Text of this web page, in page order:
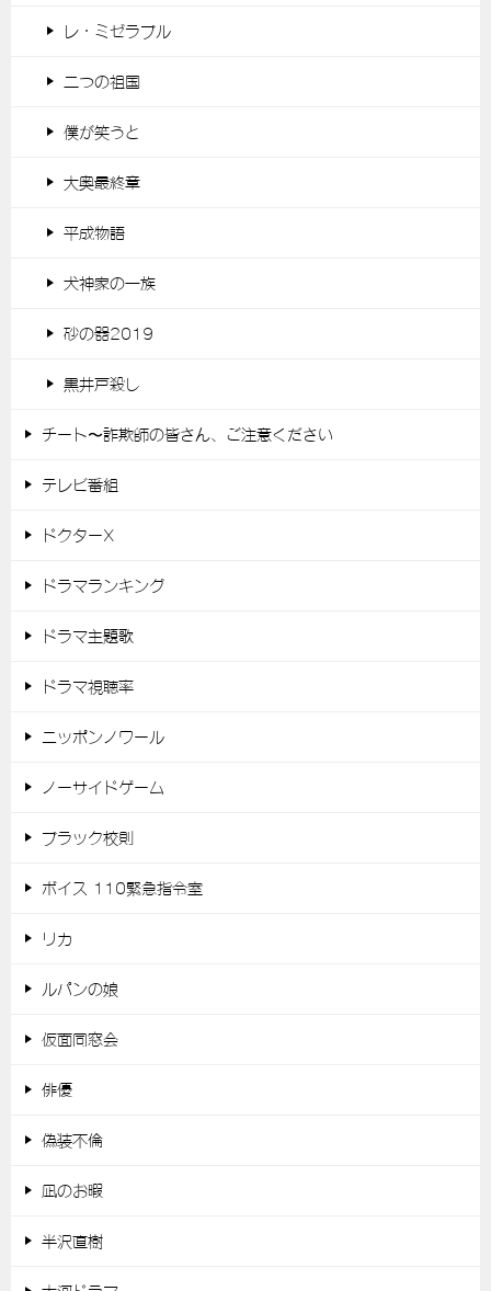
レ・ミゼラブル
二つの祖国
僕が笑うと
大奥最終章
平成物語
犬神家の一族
砂の器2019
黒井戸殺し
チート〜詐欺師の皆さん、ご注意ください
テレビ番組
ドクターX
ドラマランキング
ドラマ主題歌
ドラマ視聴率
ニッポンノワール
ノーサイドゲーム
ブラック校則
ボイス 110緊急指令室
リカ
ルパンの娘
仮面同窓会
俳優
偽装不倫
凪のお暇
半沢直樹